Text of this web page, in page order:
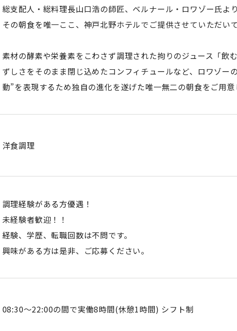
総支配人・総料理長山口浩の師匠、ベルナール・ロワゾー氏よ
その朝食を唯一ここ、神戸北野ホテルでご提供させていただいて
素材の酵素や栄養素をこわさず調理された拘りのジュース「飲
ずしさをそのまま閉じ込めたコンフィチュールなど、ロワゾー
動”を表現するため独自の進化を遂げた唯一無二の朝食をご用意
洋食調理
調理経験がある方優遇！
未経験者歓迎！！
経験、学歴、転職回数は不問です。
興味がある方は是非、ご応募ください。
08:30～22:00の間で実働8時間(休憩1時間) シフト制